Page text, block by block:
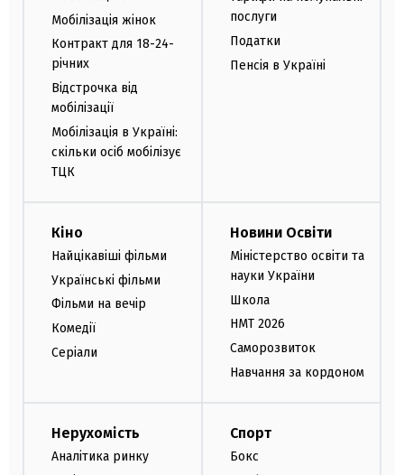
Мобілізація жінок
Контракт для 18-24-
річних
Відстрочка від
мобілізації
Мобілізація в Україні:
скільки осіб мобілізує
ТЦК
послуги
Податки
Пенсія в Україні
Кіно
Найцікавіші фільми
Українські фільми
Фільми на вечір
Комедії
Серіали
Новини Освіти
Міністерство освіти та
науки України
Школа
НМТ 2026
Саморозвиток
Навчання за кордоном
Нерухомість
Аналітика ринку
Спорт
Бокс